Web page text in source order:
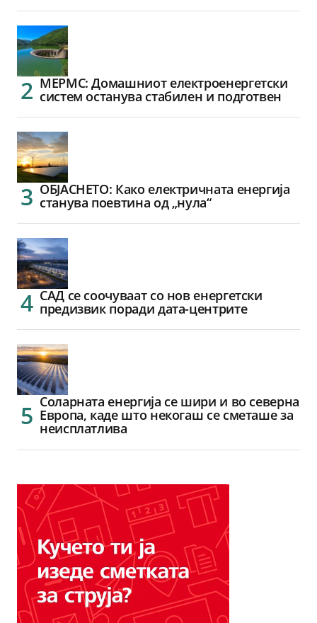
МЕРМС: Домашниот електроенергетски
систем останува стабилен и подготвен
ОБЈАСНЕТО: Како електричната енергија
станува поевтина од „нула“
САД се соочуваат со нов енергетски
предизвик поради дата-центрите
Соларната енергија се шири и во северна
Европа, каде што некогаш се сметаше за
неисплатлива